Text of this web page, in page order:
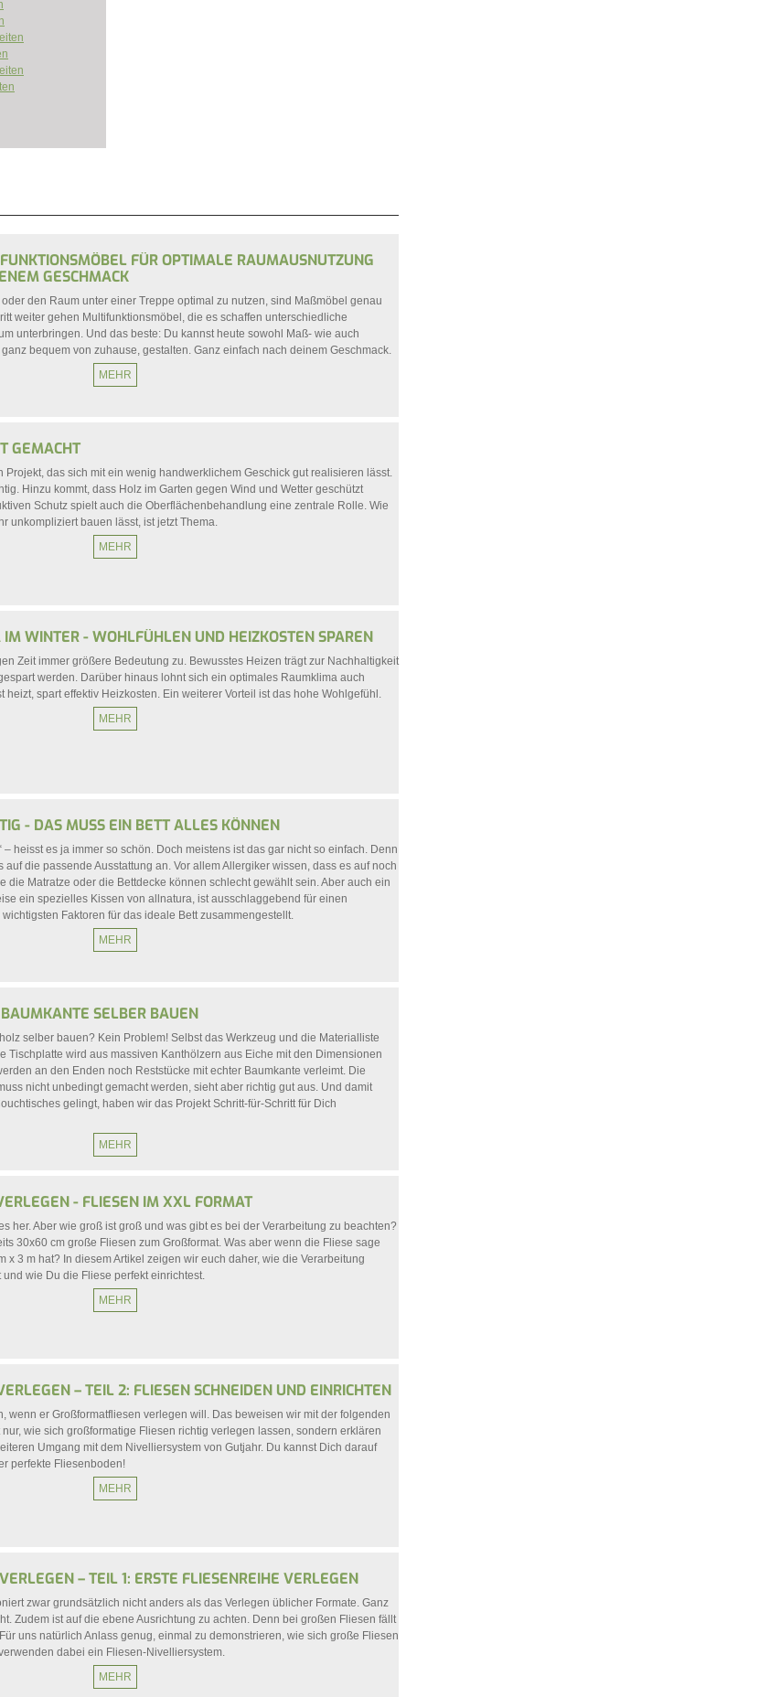
FÜR OPTIMALE RAUMAUSNUTZUNG U
GESCHMACK
den Raum unter einer Treppe optimal zu nutzen, sind Maßmöbel genau
weiter gehen Multifunktionsmöbel, die es schaffen unterschiedliche
unterbringen. Und das beste: Du kannst heute sowohl Maß- wie auch
bequem von zuhause, gestalten. Ganz einfach nach deinem Geschmack.
MEHR
GEMACHT
Projekt, das sich mit ein wenig handwerklichem Geschick gut realisieren lässt.
Hinzu kommt, dass Holz im Garten gegen Wind und Wetter geschützt
Schutz spielt auch die Oberflächenbehandlung eine zentrale Rolle. Wie
unkompliziert bauen lässt, ist jetzt Thema.
MEHR
WINTER - WOHLFÜHLEN UND HEIZKOSTEN SPAREN
Zeit immer größere Bedeutung zu. Bewusstes Heizen trägt zur Nachhaltigkeit
werden. Darüber hinaus lohnt sich ein optimales Raumklima auch
spart effektiv Heizkosten. Ein weiterer Vorteil ist das hohe Wohlgefühl.
MEHR
- DAS MUSS EIN BETT ALLES KÖNNEN
– heisst es ja immer so schön. Doch meistens ist das gar nicht so einfach. Denn
auf die passende Ausstattung an. Vor allem Allergiker wissen, dass es auf noch
die Matratze oder die Bettdecke können schlecht gewählt sein. Aber auch ein
ein spezielles Kissen von allnatura, ist ausschlaggebend für einen
Faktoren für das ideale Bett zusammengestellt.
MEHR
SELBER BAUEN
selber bauen? Kein Problem! Selbst das Werkzeug und die Materialliste
Tischplatte wird aus massiven Kanthölzern aus Eiche mit den Dimensionen
an den Enden noch Reststücke mit echter Baumkante verleimt. Die
nicht unbedingt gemacht werden, sieht aber richtig gut aus. Und damit
gelingt, haben wir das Projekt Schritt-für-Schritt für Dich
MEHR
- FLIESEN IM XXL FORMAT
her. Aber wie groß ist groß und was gibt es bei der Verarbeitung zu beachten?
30x60 cm große Fliesen zum Großformat. Was aber wenn die Fliese sage
x 3 m hat? In diesem Artikel zeigen wir euch daher, wie die Verarbeitung
wie Du die Fliese perfekt einrichtest.
MEHR
– TEIL 2: FLIESEN SCHNEIDEN UND EINRICHTEN
wenn er Großformatfliesen verlegen will. Das beweisen wir mit der folgenden
wie sich großformatige Fliesen richtig verlegen lassen, sondern erklären
Umgang mit dem Nivelliersystem von Gutjahr. Du kannst Dich darauf
perfekte Fliesenboden!
MEHR
– TEIL 1: ERSTE FLIESENREIHE VERLEGEN
zwar grundsätzlich nicht anders als das Verlegen üblicher Formate. Ganz
Zudem ist auf die ebene Ausrichtung zu achten. Denn bei großen Fliesen fällt
uns natürlich Anlass genug, einmal zu demonstrieren, wie sich große Fliesen
dabei ein Fliesen-Nivelliersystem.
MEHR